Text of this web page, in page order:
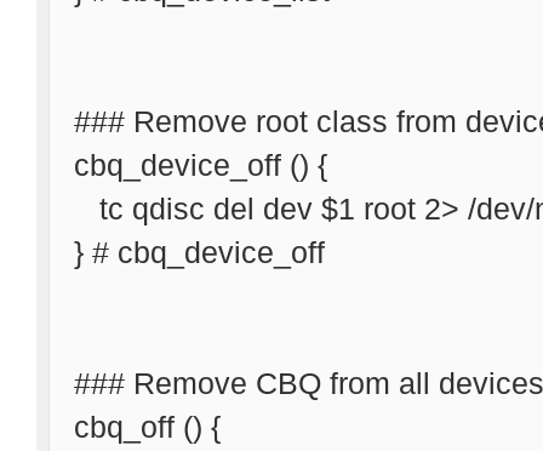
### Remove root class from
cbq_device_off () {
tc qdisc del dev $1 root 2> /dev/
} # cbq_device_off
### Remove CBQ from all devices
cbq_off () {